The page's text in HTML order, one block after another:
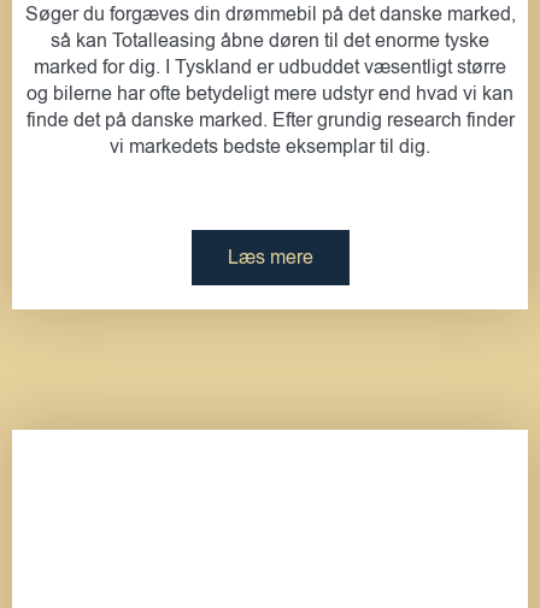
Søger du forgæves din drømmebil på det danske marked,
så kan Totalleasing åbne døren til det enorme tyske
marked for dig. I Tyskland er udbuddet væsentligt større
og bilerne har ofte betydeligt mere udstyr end hvad vi kan
finde det på danske marked. Efter grundig research finder
vi markedets bedste eksemplar til dig.
Læs mere